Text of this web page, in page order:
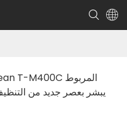
يبشر بعصر جديد من التنظيف